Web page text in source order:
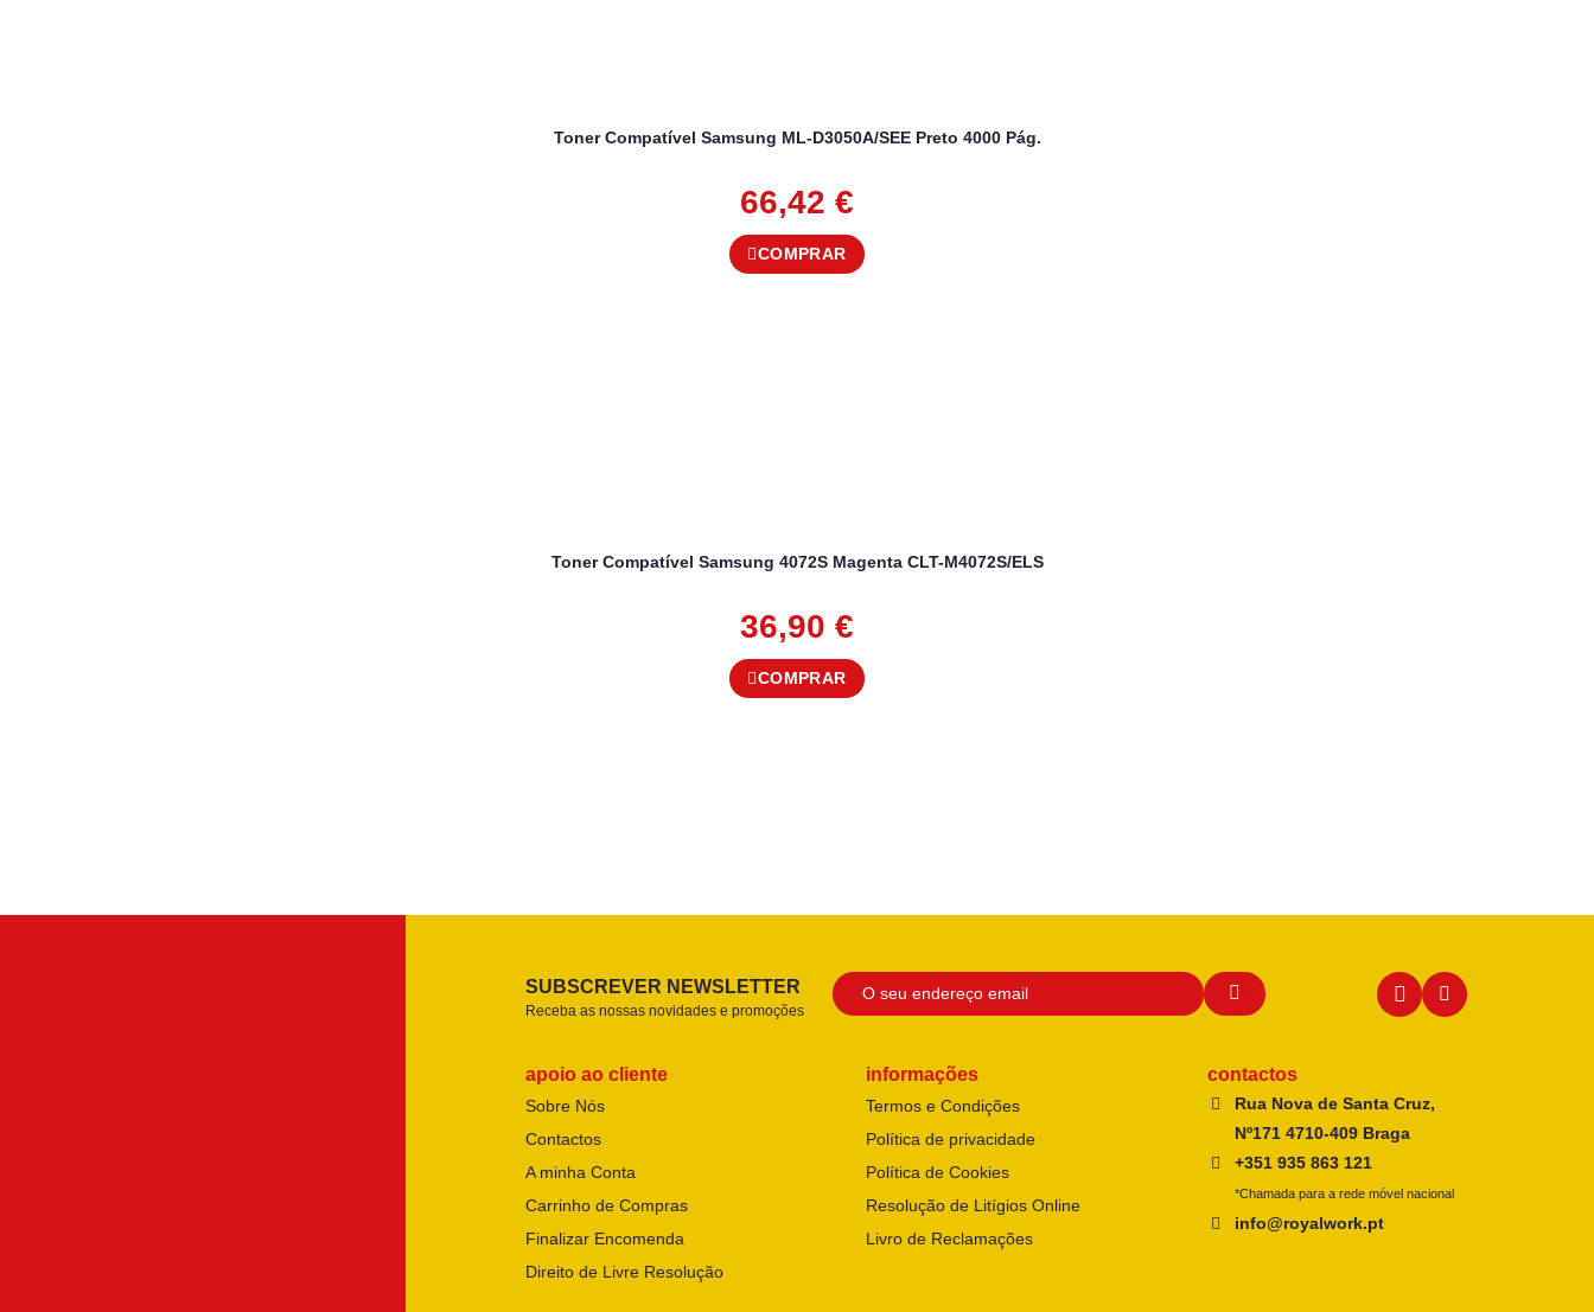
Toner Compatível Samsung ML-D3050A/SEE Preto 4000 Pág.
66,42 €
COMPRAR
Toner Compatível Samsung 4072S Magenta CLT-M4072S/ELS
36,90 €
COMPRAR
SUBSCREVER NEWSLETTER
Receba as nossas novidades e promoções
apoio ao cliente
Sobre Nós
Contactos
A minha Conta
Carrinho de Compras
Finalizar Encomenda
Direito de Livre Resolução
informações
Termos e Condições
Política de privacidade
Política de Cookies
Resolução de Litígios Online
Livro de Reclamações
contactos
Rua Nova de Santa Cruz,
Nº171 4710-409 Braga
+351 935 863 121
*Chamada para a rede móvel nacional
info@royalwork.pt